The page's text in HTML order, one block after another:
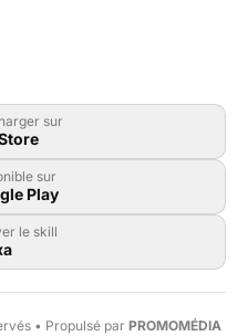
sur
sur
Play
le skill
• Propulsé par PROMOMÉDIA